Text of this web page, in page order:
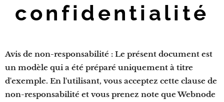
confidentialité
Avis de non-responsabilité : Le présent document est
un modèle qui a été préparé uniquement à titre
d'exemple. En l'utilisant, vous acceptez cette clause de
non-responsabilité et vous prenez note que Webnode